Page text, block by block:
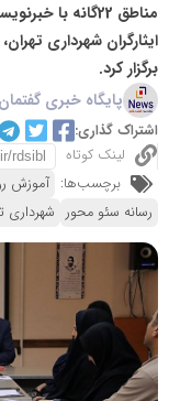
مناطق 22گانه با
ایثارگران شهرداری
برگزار کرد.
پایگاه خبری
اشتراک گذاری:
لینک کوتاه
برچسب‌ها: آموزش
رسانه سئو محور شهرداری